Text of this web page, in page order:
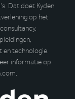
Dat doet Kyden
op het
en technologie.
informatie op
.’